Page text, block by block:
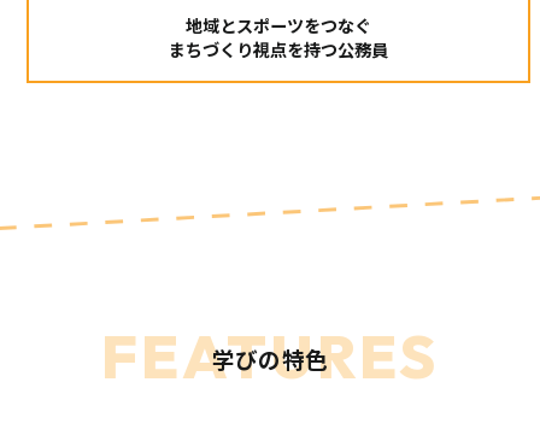
地域とスポーツをつなぐ
まちづくり視点を持つ公務員
FEATURES
学びの特色